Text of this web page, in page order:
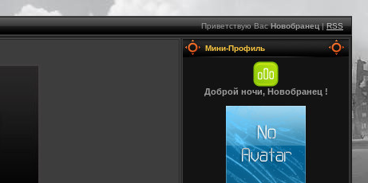
Приветствую Вас Новобранец|RSS
Мини-Профиль
Доброй ночи, Новобранец !